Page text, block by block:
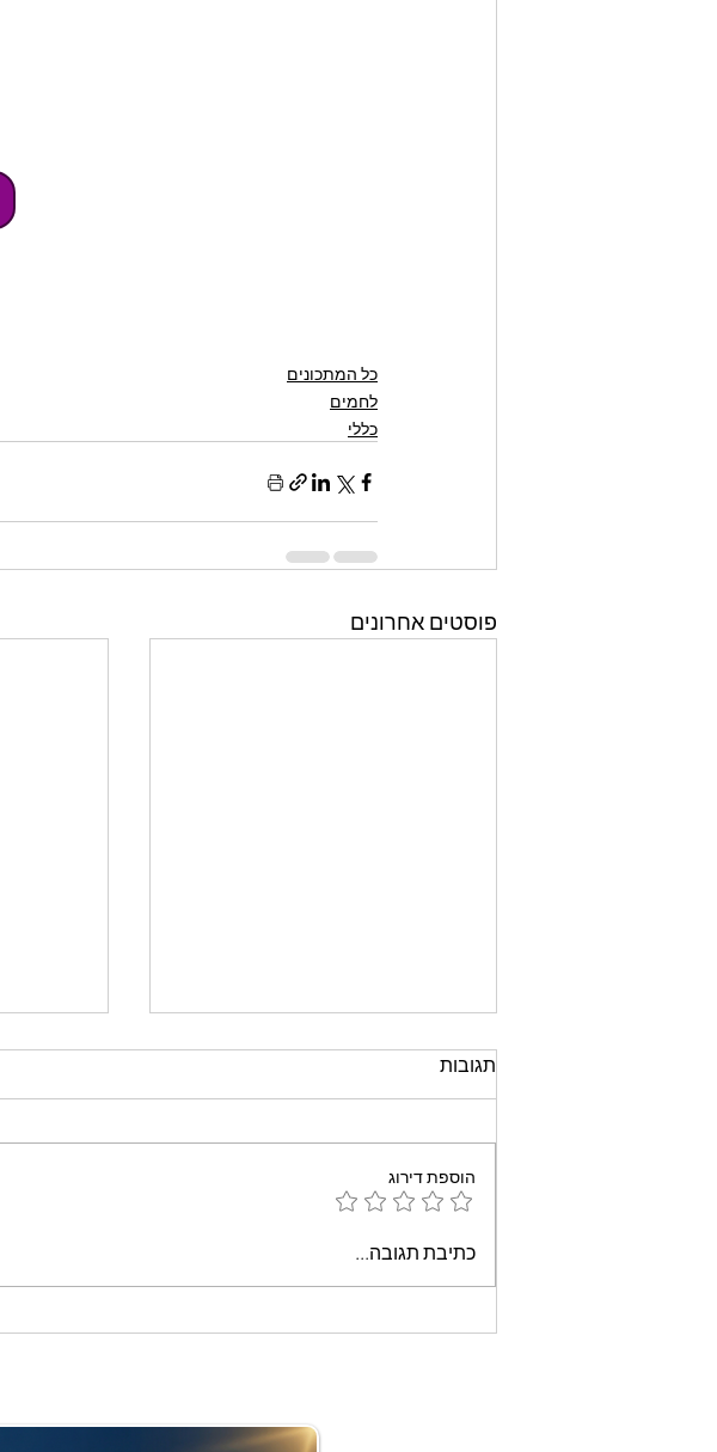
כל המתכונים
לחמים
כללי
פוסטים אחרונים
עוגת שוקולד קלה וממכרת
תגובות
הוספת דירוג
כתיבת תגובה...